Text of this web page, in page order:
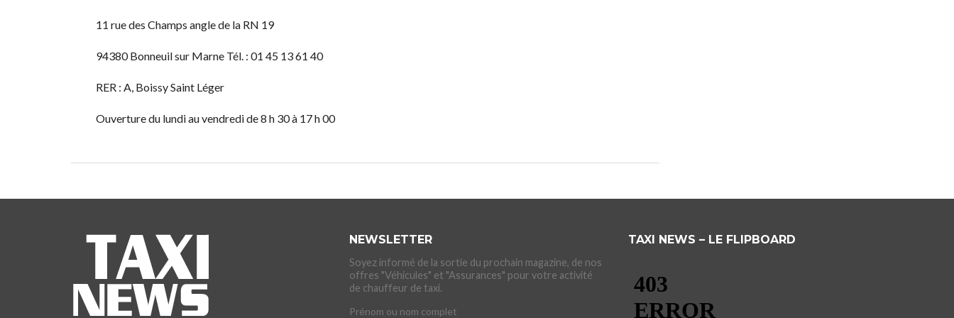
11 rue des Champs angle de la RN 19
94380 Bonneuil sur Marne Tél. : 01 45 13 61 40
RER : A, Boissy Saint Léger
Ouverture du lundi au vendredi de 8 h 30 à 17 h 00
NEWSLETTER
Soyez informé de la sortie du prochain magazine, de nos
offres "Véhicules" et "Assurances" pour votre activité
de chauffeur de taxi.
Prénom ou nom complet
TAXI NEWS – LE FLIPBOARD